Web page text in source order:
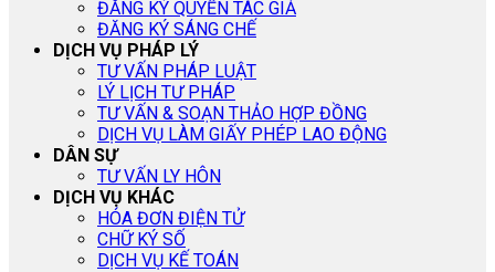
ĐĂNG KÝ QUYỀN TÁC GIẢ
ĐĂNG KÝ SÁNG CHẾ
DỊCH VỤ PHÁP LÝ
TƯ VẤN PHÁP LUẬT
LÝ LỊCH TƯ PHÁP
TƯ VẤN & SOẠN THẢO HỢP ĐỒNG
DỊCH VỤ LÀM GIẤY PHÉP LAO ĐỘNG
DÂN SỰ
TƯ VẤN LY HÔN
DỊCH VỤ KHÁC
HÓA ĐƠN ĐIỆN TỬ
CHỮ KÝ SỐ
DỊCH VỤ KẾ TOÁN